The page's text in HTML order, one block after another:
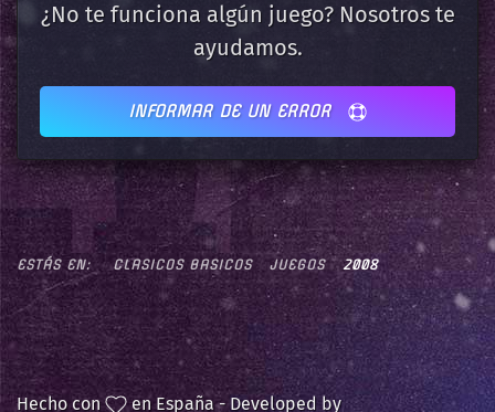
¿No te funciona algún juego? Nosotros te
ayudamos.
INFORMAR DE UN ERROR
ESTÁS EN: CLASICOS BASICOS JUEGOS 2008
Hecho con en España - Developed by